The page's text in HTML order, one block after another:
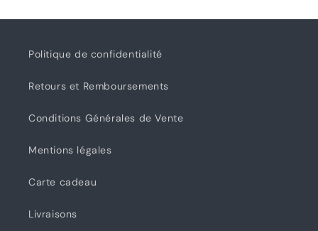
Politique de confidentialité
Retours et Remboursements
Conditions Générales de Vente
Mentions légales
Carte cadeau
Livraisons